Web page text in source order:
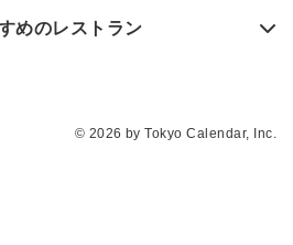
めのレストラン
© 2026 by Tokyo Calendar, Inc.